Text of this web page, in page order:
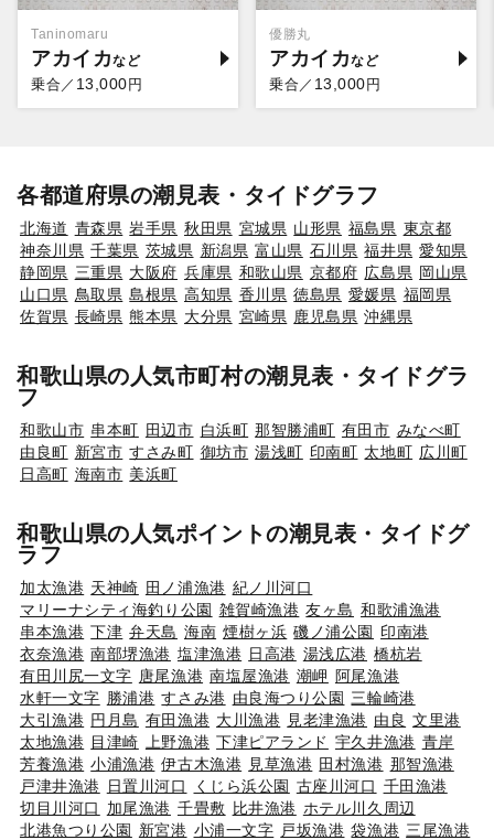
Taninomaru
アカイカ
乗合／ 13,000円
優勝丸
アカイカ
乗合／ 13,000円
各都道府県の潮見表・タイドグラフ
北海道 青森県 岩手県 秋田県 宮城県 山形県 福島県 東京都
神奈川県 千葉県 茨城県 新潟県 富山県 石川県 福井県 愛知県
静岡県 三重県 大阪府 兵庫県 和歌山県 京都府 広島県 岡山県
山口県 鳥取県 島根県 高知県 香川県 徳島県 愛媛県 福岡県
佐賀県 長崎県 熊本県 大分県 宮崎県 鹿児島県 沖縄県
和歌山県の人気市町村の潮見表・タイドグラ
フ
和歌山市 串本町 田辺市 白浜町 那智勝浦町 有田市 みなべ町
由良町 新宮市 すさみ町 御坊市 湯浅町 印南町 太地町 広川町
日高町 海南市 美浜町
和歌山県の人気ポイントの潮見表・タイドグ
ラフ
加太漁港 天神崎 田ノ浦漁港 紀ノ川河口
マリーナシティ海釣り公園 雑賀崎漁港 友ヶ島 和歌浦漁港
串本漁港 下津 弁天島 海南 煙樹ヶ浜 磯ノ浦公園 印南港
衣奈漁港 南部堺漁港 塩津漁港 日高港 湯浅広港 橋杭岩
有田川尻一文字 唐尾漁港 南塩屋漁港 潮岬 阿尾漁港
水軒一文字 勝浦港 すさみ港 由良海つり公園 三輪崎港
大引漁港 円月島 有田漁港 大川漁港 見老津漁港 由良 文里港
太地漁港 目津崎 上野漁港 下津ピアランド 宇久井漁港 青岸
芳養漁港 小浦漁港 伊古木漁港 見草漁港 田村漁港 那智漁港
戸津井漁港 日置川河口 くじら浜公園 古座川河口 千田漁港
切目川河口
加尾漁港 千畳敷 比井漁港 ホテル川久周辺
北港魚つり公園 新宮港 小浦一文字 戸坂漁港 袋漁港 三尾漁港